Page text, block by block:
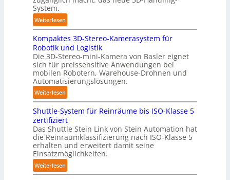
a
g
e
r
f
ü
r
T
a
u
h
r
o
b
o
t
e
t
i
s
i
e
r
u
n
g
s
t
r
e
f
f
2
0
System.
Weiterlesen:
3
D
-
H
a
n
d
l
n
g
-
S
y
s
t
Kompaktes 3D-Stereo-Kamerasystem für
Robotik und Logistik
Die 3D-Stereo-mini-Kamera von Basler eignet
sich für preissensitive Anwendungen bei
mobilen Robotern, Warehouse-Drohnen und
Automatisierungslösungen.
Weiterlesen:
K
o
m
p
a
k
t
e
Shuttle-System für Reinräume bis ISO-Klasse 5
zertifiziert
Das Shuttle Stein Link von Stein Automation hat
die Reinraumklassifizierung nach ISO-Klasse 5
erhalten und erweitert damit seine
Einsatzmöglichkeiten.
Weiterlesen:
S